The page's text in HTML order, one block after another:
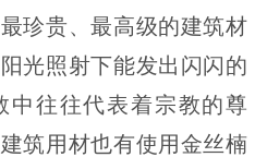
珍贵、最高级的建筑材
光照射下能发出闪闪的
中往往代表着宗教的尊
筑用材也有使用金丝楠